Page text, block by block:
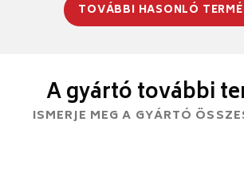
TOVÁBBI HASONLÓ
A gyártó további
ISMERJE MEG A GYÁRTÓ